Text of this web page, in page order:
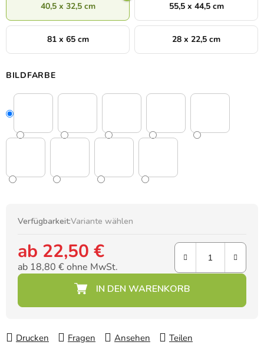
40,5 x 32,5 cm 55,5 x 44,5 cm
81 x 65 cm 28 x 22,5 cm
BILDFARBE
Verfügbarkeit:Variante wählen
ab 22,50 €
ab 18,80 €ohne MwSt.
Drucken Fragen Ansehen Teilen